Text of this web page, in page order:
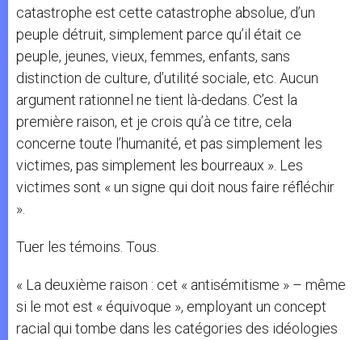
catastrophe est cette catastrophe absolue, d’un
peuple détruit, simplement parce qu’il était ce
peuple, jeunes, vieux, femmes, enfants, sans
distinction de culture, d’utilité sociale, etc. Aucun
argument rationnel ne tient là-dedans. C’est la
première raison, et je crois qu’à ce titre, cela
concerne toute l’humanité, et pas simplement les
victimes, pas simplement les bourreaux ». Les
victimes sont « un signe qui doit nous faire réfléchir
».
Tuer les témoins. Tous.
« La deuxième raison : cet « antisémitisme » – même
si le mot est « équivoque », employant un concept
racial qui tombe dans les catégories des idéologies